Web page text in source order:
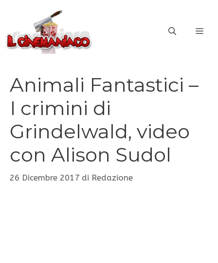
contenuto
Animali Fantastici –
I crimini di
Grindelwald, video
con Alison Sudol
26 Dicembre 2017 di Redazione